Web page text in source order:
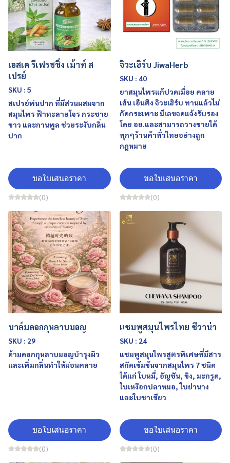
เอสเค รีเฟรชชิ่ง เม้าท์ ส
เปรย์
SKU : 5
สเปรย์พ่นปาก ที่มีส่วนผสมจาก
สมุนไพร ฟ้าทะลายโจร กระชาย
ขาว และกานพูล ช่วยระงับกลิ่น
ปาก
ขอใบเสนอราคา
(0)
จิวะเฮิร์บ JiwaHerb
SKU : 40
ยาสมุนไพรแก้ปวดเมื่อย คลาย
เส้น เอ็นตึง จิวะเฮิร์บ ทานแล้วไม่
กัดกระเพาะ มีเลขจดแจ้งรับรอง
โดย อย.และสามารถวางขายได้
ทุกๆร้านค้าทั่วไทยอย่างถูก
กฎหมาย
ขอใบเสนอราคา
(0)
บาล์มดอกกุหลาบมอญ
SKU : 29
ด้ามดอกกุหลาบมอญบำรุงผิว
และเพิ่มกลิ่นทำให้ผ่อนคลาย
ขอใบเสนอราคา
(0)
แชมพูสมุนไพรไทย ชีวาน่า
SKU : 24
แชมพูสมุนไพรสูตรพิเศษที่มีสาร
สกัดเข้มข้นจากสมุนไพร 7 ชนิด
ได้แก่ ใบหมี่, อัญชัน, ขิง, มะกรูด,
ใบเหงือกปลาหมอ, ใบย่านาง
และใบชาเขียว
ขอใบเสนอราคา
(0)